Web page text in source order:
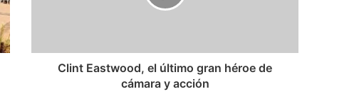
Clint Eastwood, el último gran héroe de
cámara y acción